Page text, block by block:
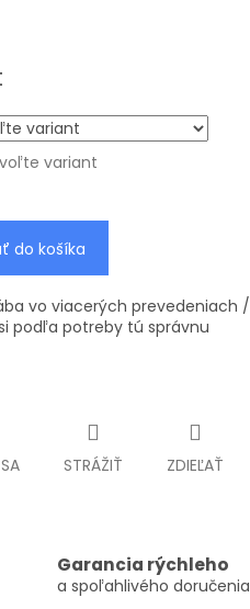
variant
do košíka
vo viacerých prevedeniach /
podľa potreby tú správnu
STRÁŽIŤ ZDIEĽAŤ
Garancia rýchleho
a spoľahlivého doručenia